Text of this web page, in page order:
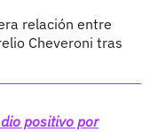
relación entre
Cheveroni tras
positivo por